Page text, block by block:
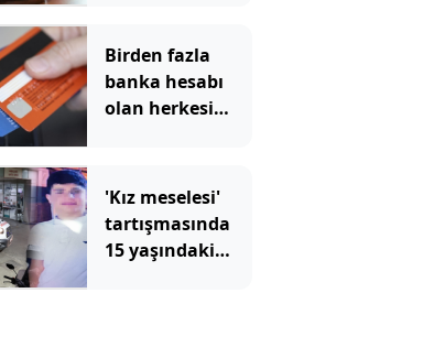
Birden fazla
banka hesabı
olan herkesi
'Kız meselesi'
tartışmasında
15 yaşındaki